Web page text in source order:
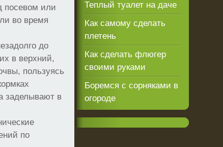
посевом или
во время
до
в верхний,
пользуясь
заделывают в
по
Теплый туалет на даче
Как самому сделать
плетень
Как сделать флюгер
своими руками
Боремся с сорняками в
огороде